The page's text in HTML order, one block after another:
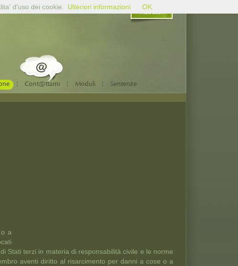
| Cont@ttami | Moduli | Sentenze
a
Stati terzi in materia di responsabilità civile e le norme
aventi diritto al risarcimento per danni a cose o a
d'uso dei cookie. Ulteriori informazioni OK